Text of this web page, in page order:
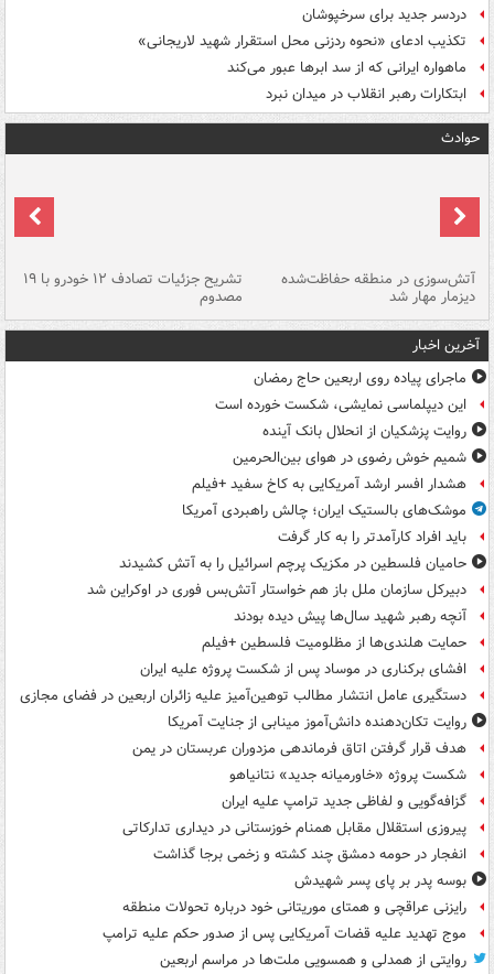
دردسر جدید برای سرخپوشان
تکذیب ادعای «نحوه ردزنی محل استقرار شهید لاریجانی»
ماهواره ایرانی که از سد ابرها عبور می‌کند
ابتکارات رهبر انقلاب در میدان نبرد
حوادث
آتش‌سوزی در منطقه حفاظت‌شده
دیزمار مهار شد
تشریح جزئیات تصادف ۱۲ خودرو با ۱۹
مصدوم
آخرین اخبار
ماجرای پیاده روی اربعین حاج رمضان
این دیپلماسی نمایشی، شکست خورده است
روایت پزشکیان از انحلال بانک آینده
شمیم خوش رضوی در هوای بین‌الحرمین
هشدار افسر ارشد آمریکایی به کاخ سفید +فیلم
موشک‌های بالستیک ایران؛ چالش راهبردی آمریکا
باید افراد کارآمدتر را به کار گرفت
حامیان فلسطین در مکزیک پرچم اسرائیل را به آتش کشیدند
دبیرکل سازمان ملل باز هم خواستار آتش‌بس فوری در اوکراین شد
آنچه رهبر شهید سال‌ها پیش دیده بودند
حمایت هلندی‌ها از مظلومیت فلسطین +فیلم
افشای برکناری در موساد پس از شکست پروژه علیه ایران
دستگیری عامل انتشار مطالب توهین‌آمیز علیه زائران اربعین در فضای مجازی
روایت تکان‌دهنده دانش‌آموز مینابی از جنایت آمریکا
هدف قرار گرفتن اتاق‌ فرماندهی مزدوران عربستان در یمن
شکست پروژه «خاورمیانه جدید» نتانیاهو
گزافه‌گویی و لفاظی جدید ترامپ علیه ایران
پیروزی استقلال مقابل همنام خوزستانی در دیداری تدارکاتی
انفجار در حومه دمشق چند کشته و زخمی برجا گذاشت
بوسه‌ پدر بر پای پسر شهیدش
رایزنی عراقچی و همتای موریتانی خود درباره تحولات منطقه
موج تهدید علیه قضات آمریکایی پس از صدور حکم علیه ترامپ
روایتی از همدلی و همسویی ملت‌ها در مراسم اربعین